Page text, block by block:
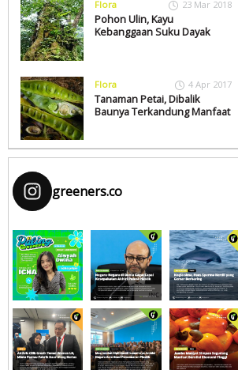
Flora 23 Mar 2018
Pohon Ulin, Kayu
Kebanggaan Suku Dayak
Flora 4 Apr 2017
Tanaman Petai, Dibalik
Baunya Terkandung Manfaat
greeners.co